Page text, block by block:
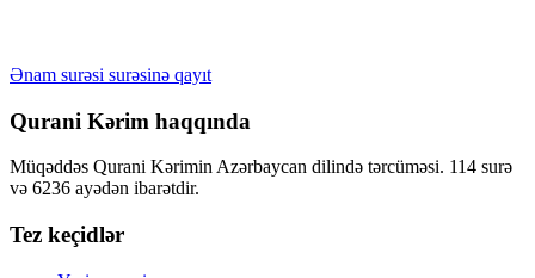
Ənam surəsi surəsinə qayıt
Qurani Kərim haqqında
Müqəddəs Qurani Kərimin Azərbaycan dilində tərcüməsi. 114 surə
və 6236 ayədən ibarətdir.
Tez keçidlər